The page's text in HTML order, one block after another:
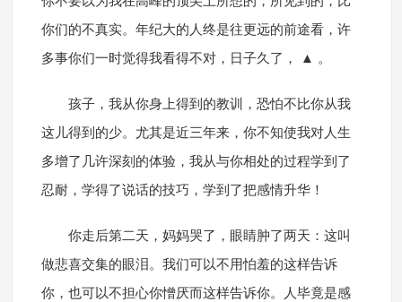
你们的不真实。年纪大的人终是往更远的前途看，许
多事你们一时觉得我看得不对，日子久了， ▲ 。
孩子，我从你身上得到的教训，恐怕不比你从我
这儿得到的少。尤其是近三年来，你不知使我对人生
多增了几许深刻的体验，我从与你相处的过程学到了
忍耐，学得了说话的技巧，学到了把感情升华！
你走后第二天，妈妈哭了，眼睛肿了两天：这叫
做悲喜交集的眼泪。我们可以不用怕羞的这样告诉
你，也可以不担心你憎厌而这样告诉你。人毕竟是感